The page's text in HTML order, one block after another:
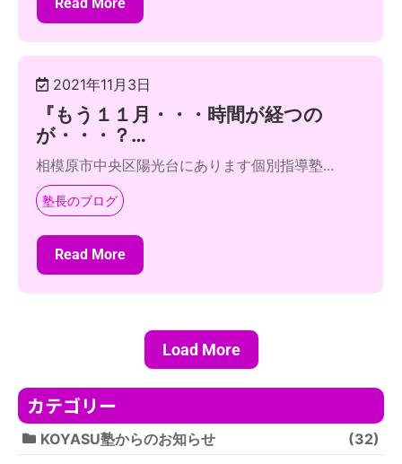
2021年11月3日
『もう１１月・・・時間が経つの
が・・・？…
相模原市中央区陽光台にあります個別指導塾...
塾長のブログ
Read More
Load More
カテゴリー
KOYASU塾からのお知らせ
(32)